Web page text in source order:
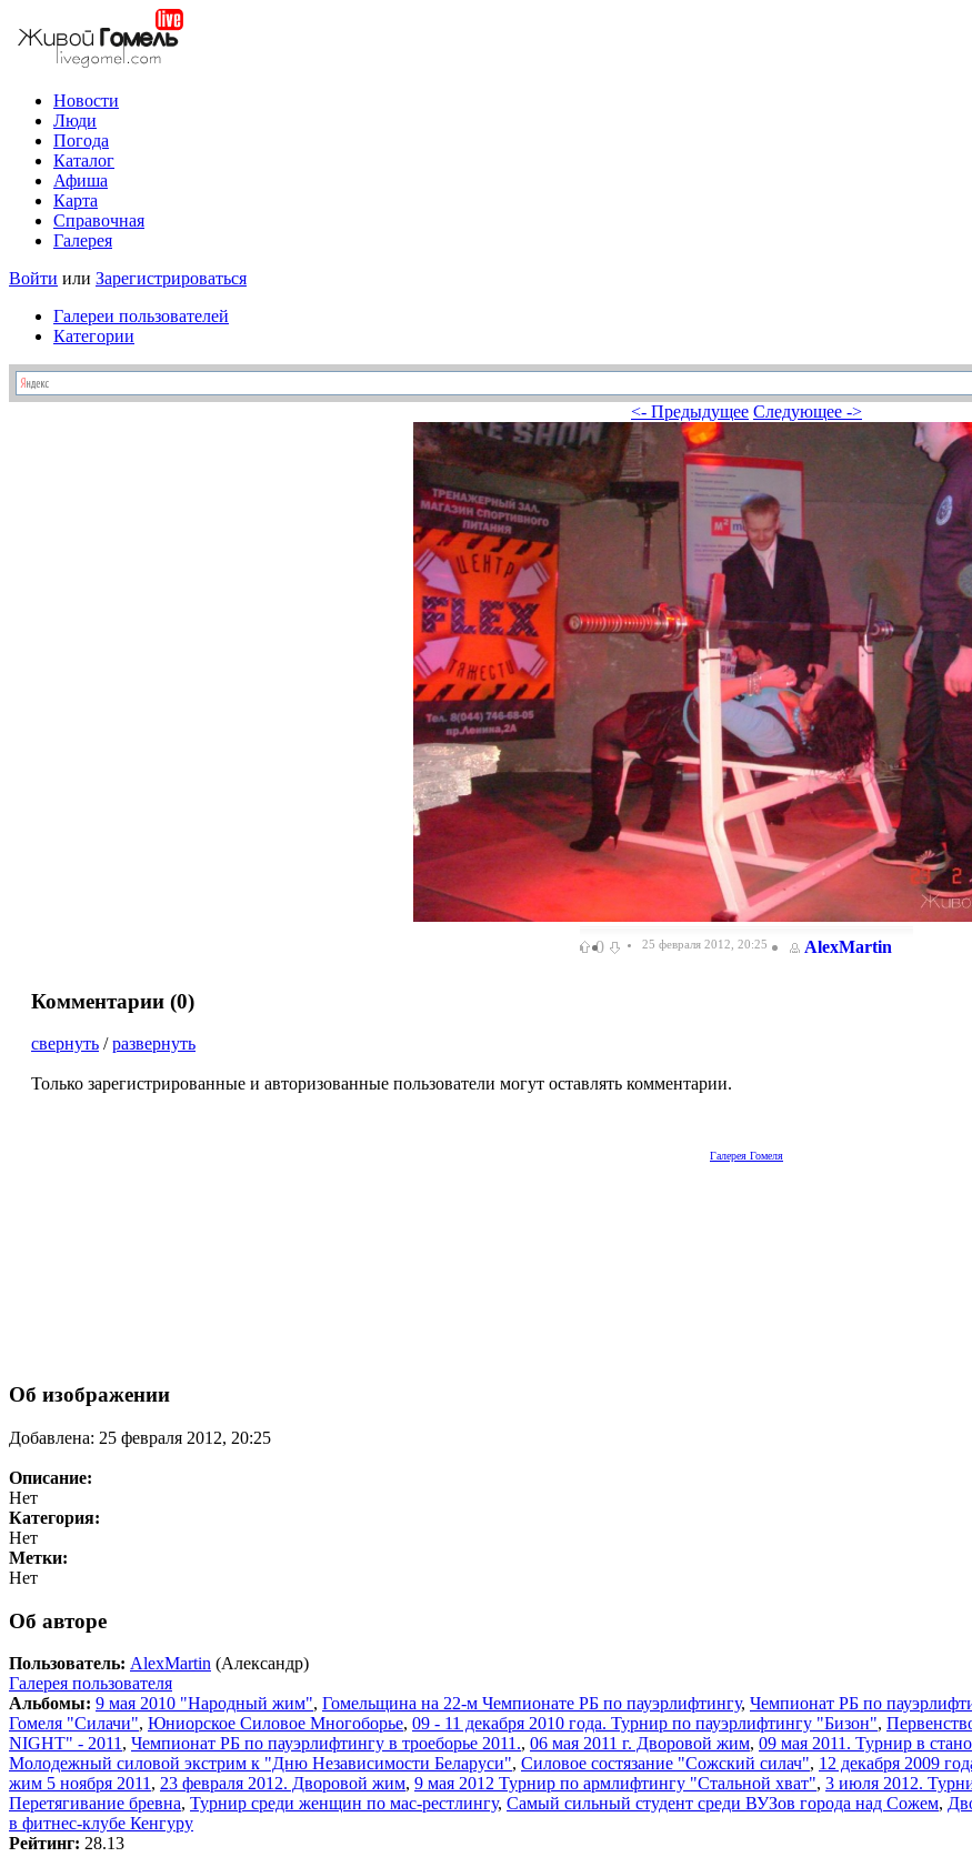
Новости
Люди
Погода
Каталог
Афиша
Карта
Справочная
Галерея
Войти или Зарегистрироваться
Галереи пользователей
Категории
<- Предыдущее Следующее ->
0 25 февраля 2012, 20:25 AlexMartin
Комментарии (0)
свернуть /развернуть
Только зарегистрированные и авторизованные пользователи могут оставлять комментарии.
Галерея Гомеля
Об изображении
Добавлена: 25 февраля 2012, 20:25
Описание:
Нет
Категория:
Нет
Метки:
Нет
Об авторе
Пользователь: AlexMartin (Александр)
Галерея пользователя
Альбомы: 9 мая 2010 "Народный жим", Гомельщина на 22-м Чемпионате РБ по пауэрлифтингу, Чемпионат РБ по
Гомеля "Силачи", Юниорское Силовое Многоборье, 09 - 11 декабря 2010 года. Турнир по пауэрлифтингу "Бизон",
NIGHT" - 2011 , Чемпионат РБ по пауэрлифтингу в троеборье 2011., 06 мая 2011 г. Дворовой жим, 09 мая 2011. Турнир в
Молодежный силовой экстрим к "Дню Независимости Беларуси", Силовое состязание "Сожский силач", 12 декабря 2009
жим 5 ноября 2011 , 23 февраля 2012. Дворовой жим, 9 мая 2012 Турнир по армлифтингу "Стальной хват", 3 июля 2012.
Перетягивание бревна, Турнир среди женщин по мас-рестлингу, Самый сильный студент среди ВУЗов города над Сожем,
в фитнес-клубе Кенгуру
Рейтинг: 28.13